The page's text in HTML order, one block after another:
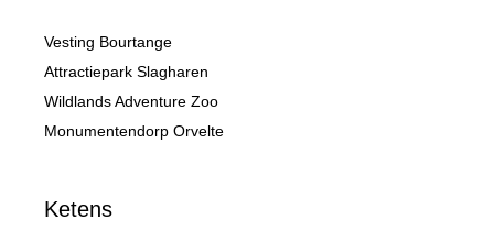
Vesting Bourtange
Attractiepark Slagharen
Wildlands Adventure Zoo
Monumentendorp Orvelte
Ketens